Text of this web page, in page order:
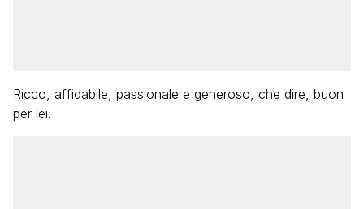
Ricco, affidabile, passionale e generoso, che dire, buon
per lei.